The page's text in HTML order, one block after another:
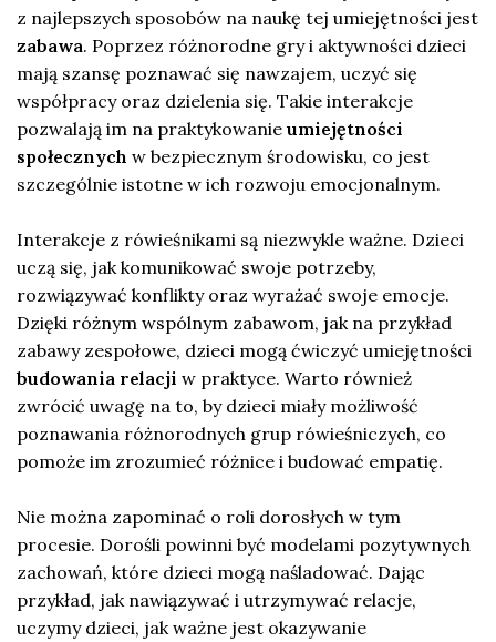
z najlepszych sposobów na naukę tej umiejętności jest
zabawa. Poprzez różnorodne gry i aktywności dzieci
mają szansę poznawać się nawzajem, uczyć się
współpracy oraz dzielenia się. Takie interakcje
pozwalają im na praktykowanie umiejętności
społecznych w bezpiecznym środowisku, co jest
szczególnie istotne w ich rozwoju emocjonalnym.
Interakcje z rówieśnikami są niezwykle ważne. Dzieci
uczą się, jak komunikować swoje potrzeby,
rozwiązywać konflikty oraz wyrażać swoje emocje.
Dzięki różnym wspólnym zabawom, jak na przykład
zabawy zespołowe, dzieci mogą ćwiczyć umiejętności
budowania relacji w praktyce. Warto również
zwrócić uwagę na to, by dzieci miały możliwość
poznawania różnorodnych grup rówieśniczych, co
pomoże im zrozumieć różnice i budować empatię.
Nie można zapominać o roli dorosłych w tym
procesie. Dorośli powinni być modelami pozytywnych
zachowań, które dzieci mogą naśladować. Dając
przykład, jak nawiązywać i utrzymywać relacje,
uczymy dzieci, jak ważne jest okazywanie